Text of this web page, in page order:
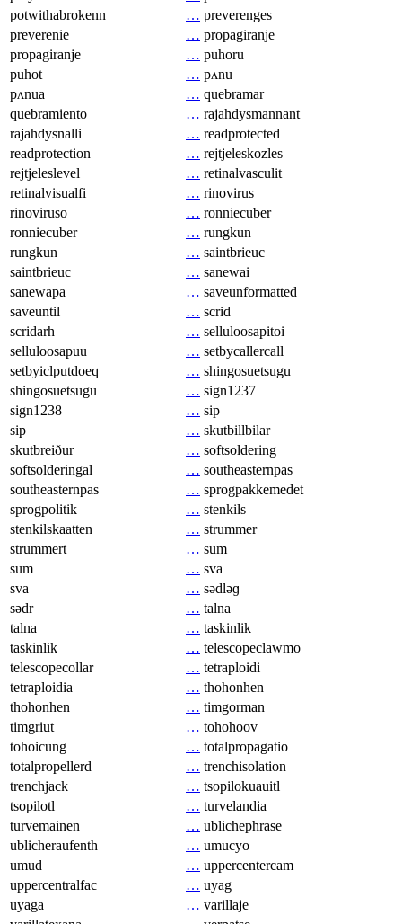
potwithabrokenn
… preverenges
preverenie
… propagiranje
propagiranje
… puhoru
puhot
… pʌnu
pʌnua
… quebramar
quebramiento
… rajahdysmannant
rajahdysnalli
… readprotected
readprotection
… rejtjeleskozles
rejtjeleslevel
… retinalvasculit
retinalvisualfi
… rinovirus
rinoviruso
… ronniecuber
ronniecuber
… rungkun
rungkun
… saintbrieuc
saintbrieuc
… sanewai
sanewapa
… saveunformatted
saveuntil
… scrid
scridarh
… selluloosapitoi
selluloosapuu
… setbycallercall
setbyiclputdoeq
… shingosuetsugu
shingosuetsugu
… sign1237
sign1238
… sip
sip
… skutbillbilar
skutbreiður
… softsoldering
softsolderingal
… southeasternpas
southeasternpas
… sprogpakkemedet
sprogpolitik
… stenkils
stenkilskaatten
… strummer
strummert
… sum
sum
… sva
sva
… sədləɡ
sədr
… talna
talna
… taskinlik
taskinlik
… telescopeclawmo
telescopecollar
… tetraploidi
tetraploidia
… thohonhen
thohonhen
… timgorman
timgriut
… tohohoov
tohoicung
… totalpropagatio
totalpropellerd
… trenchisolation
trenchjack
… tsopilokuauitl
tsopilotl
… turvelandia
turvemainen
… ublichephrase
ublicheraufenth
… umucyo
umud
… uppercentercam
uppercentralfac
… uyag
uyaga
… varillaje